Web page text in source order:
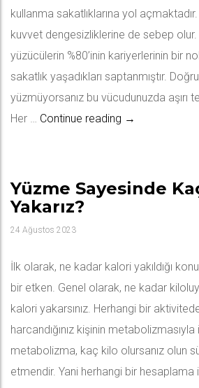
kullanma sakatlıklarına yol
kuvvet dengesizliklerine de sebep olur.
yüzücülerin %80’inin kariyerlerinin bir
sakatlık yaşadıkları saptanmıştır.
yüzmüyorsanız bu vücudunuzda aşırı
Her … Continue reading Yüzmede
→
Yüzme Sayesinde
Yakarız?
24 Ağustos 2023
İlk olarak, ne kadar kalori yakıldığı
bir etken. Genel olarak, ne kadar
kalori yakarsınız. Herhangi bir
harcandığınız kişinin
metabolizma, kaç kilo olursanız olun
etmendir. Yani herhangi bir hesaplama